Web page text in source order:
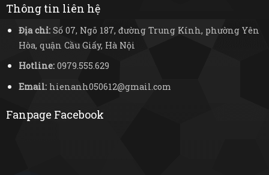
Thông tin liên hệ
Địa chỉ:Số 07, Ngõ 187, đường Trung Kính, phường Yên
Hòa, quận Cầu Giấy, Hà Nội
Hotline:0979.555.629
Email:hienanh050612@gmail.com
Fanpage Facebook